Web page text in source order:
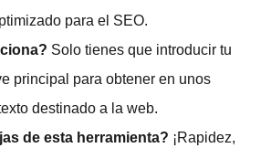
para el SEO.
Solo tienes que introducir tu
principal para obtener en unos
destinado a la web.
de esta herramienta? ¡Rapidez,